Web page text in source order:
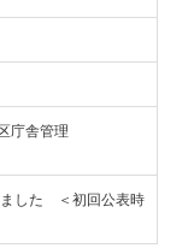
庁舎管理
ました ＜初回公表時